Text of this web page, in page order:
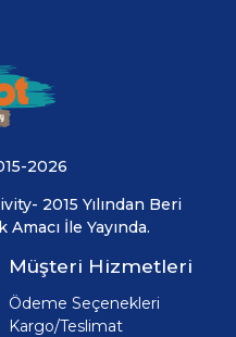
2026
2015 Yılından Beri
Amacı İle Yayında.
Müşteri Hizmetleri
Ödeme Seçenekleri
Kargo/Teslimat